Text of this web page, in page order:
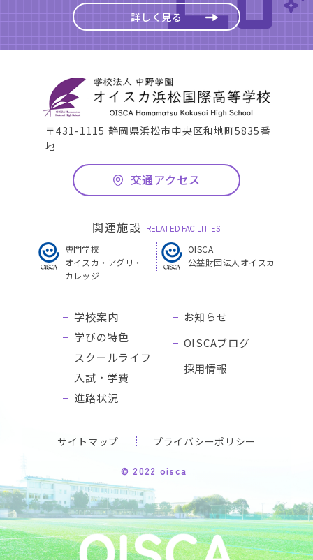
詳しく見る
〒431-1115 静岡県浜松市中央区和地町5835番
地
交通アクセス
関連施設 RELATED FACILITIES
専門学校
オイスカ・アグリ・
カレッジ
OISCA
公益財団法人オイスカ
学校案内
学びの特色
スクールライフ
入試・学費
進路状況
お知らせ
OISCAブログ
採用情報
サイトマップ プライバシーポリシー
© 2022 oisca